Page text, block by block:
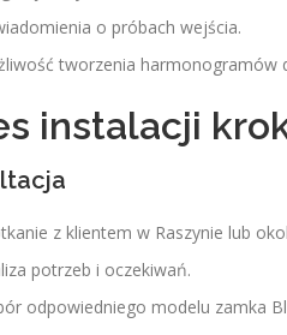
o próbach wejścia.
tworzenia harmonogramów
instalacji
z klientem w Raszynie lub
potrzeb i oczekiwań.
odpowiedniego modelu zamka